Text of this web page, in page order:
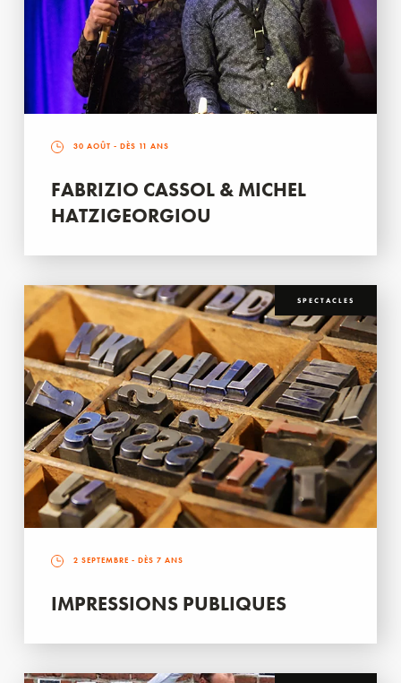
30 AOÛT - DÈS 11 ANS
FABRIZIO CASSOL & MICHEL
HATZIGEORGIOU
SPECTACLES
2 SEPTEMBRE - DÈS 7 ANS
IMPRESSIONS PUBLIQUES